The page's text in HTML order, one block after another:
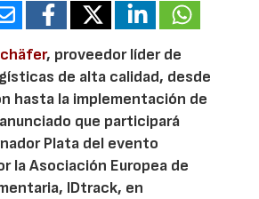
, proveedor líder de
de alta calidad, desde
hasta la implementación de
que participará
Plata del evento
la Asociación Europea de
IDtrack, en